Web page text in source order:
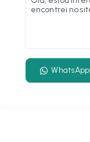
WhatsApp